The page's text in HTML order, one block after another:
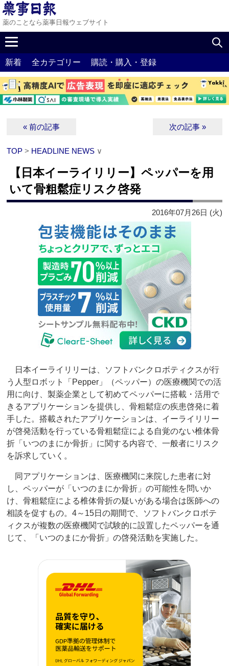
薬のことなら薬事日報ウェブサイト
新着 全カテゴリー 購読・購入・登録
« 前の記事 次の記事 »
TOP > HEADLINE NEWS ∨
【日本イーライリリー】ペッパーを用
いて骨粗鬆症リスク啓発
2016年07月26日 (火)
日本イーライリリーは、ソフトバンクロボティクスが行
う人型ロボット「Pepper」（ペッパー）の医療機関での活
用に向け、製薬企業として初めてペッパーに搭載・活用で
きるアプリケーションを提供し、骨粗鬆症の疾患啓発に着
手した。搭載されたアプリケーションは、イーライリリー
が啓発活動を行っている骨粗鬆症による自覚のない椎体骨
折「いつのまにか骨折」に関する内容で、一般者にリスク
を訴求していく。
同アプリケーションは、医療機関に来院した患者に対
し、ペッパーが「いつのまにか骨折」の可能性を問いか
け、骨粗鬆症による椎体骨折の疑いがある場合は医師への
相談を促すもの。4～15日の期間で、ソフトバンクロボテ
ィクスが複数の医療機関で試験的に設置したペッパーを通
じて、「いつのまにか骨折」の啓発活動を実施した。